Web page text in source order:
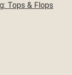
Tops & Flops